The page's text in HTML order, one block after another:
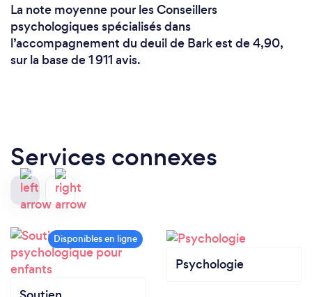
La note moyenne pour les Conseillers
psychologiques spécialisés dans
l’accompagnement du deuil de Bark est de 4,90,
sur la base de 1 911 avis.
Services connexes
Psychologie